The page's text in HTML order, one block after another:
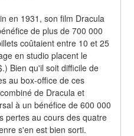
en 1931, son film Dracula
de plus de 700 000
coûtaient entre 10 et 25
en studio placent le
Bien qu'il soit difficile de
au box-office de ces
de Dracula et
à un bénéfice de 600 000
pertes au cours des quatre
s'en est bien sorti.